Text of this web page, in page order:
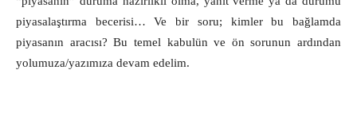
piyasalaştırma becerisi… Ve bir soru; kimler bu bağlamda
piyasanın aracısı? Bu temel kabulün ve ön sorunun ardından
yolumuza/yazımıza devam edelim.